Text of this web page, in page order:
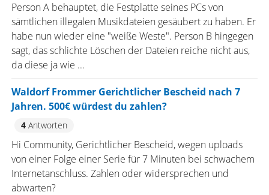
Person A behauptet, die Festplatte seines PCs von
sämtlichen illegalen Musikdateien gesäubert zu haben. Er
habe nun wieder eine "weiße Weste". Person B hingegen
sagt, das schlichte Löschen der Dateien reiche nicht aus,
da diese ja wie ...
Waldorf Frommer Gerichtlicher Bescheid nach 7
Jahren. 500€ würdest du zahlen?
4Antworten
Hi Community, Gerichtlicher Bescheid, wegen uploads
von einer Folge einer Serie für 7 Minuten bei schwachem
Internetanschluss. Zahlen oder widersprechen und
abwarten?